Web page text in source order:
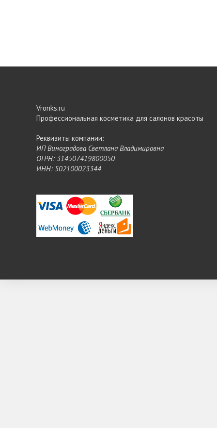
Vronks.ru
Профессиональная косметика для салонов красоты
Реквизиты компании:
ИП Виноградова Светлана Владимировна
ОГРН: 314507419800050
ИНН: 502100023344